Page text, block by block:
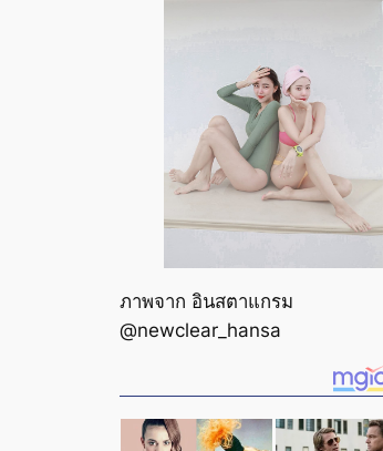
ภาพจาก อินสตาแกรม
@newclear_hansa